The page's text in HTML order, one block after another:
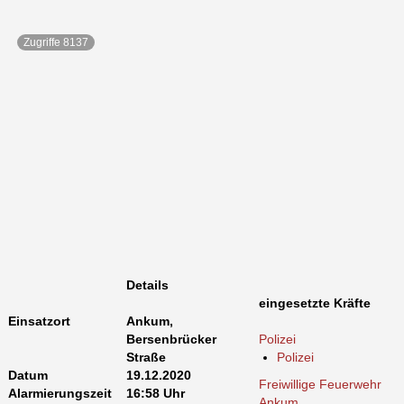
Zugriffe 8137
Einsatzort
Details
Ankum,
Bersenbrücker
Straße
Datum
19.12.2020
Alarmierungszeit
16:58 Uhr
eingesetzte Kräfte
Polizei
Polizei
Freiwillige Feuerwehr